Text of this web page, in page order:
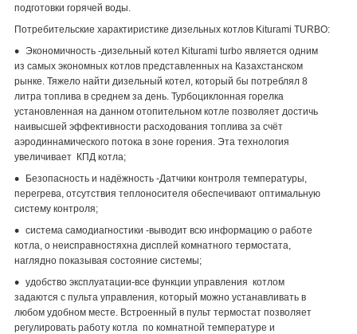
подготовки горячей воды.
Потребительские характиристике дизельных котлов Kiturami TURBO:
Экономичность -дизельный котел Kiturami turbo является одним
из самых экономных котлов представленных на Казахстанском
рынке. Тяжело найти дизельный котел, который бы потреблял 8
литра топлива в среднем за день. Турбоциклонная горелка
установленная на данном отопительном котле позволяет достичь
наивысшей эффективности расходования топлива за счёт
аэродиннамического потока в зоне горения. Эта технология
увеличивает КПД котла;
Безопасность и надёжность -Датчики контроля температуры,
перегрева, отсутствия теплоносителя обеспечивают оптимальную
систему контроля;
система самодиагностики -выводит всю информацию о работе
котла, о неисправностяхна дисплей комнатного термостата,
наглядно показывая состояние системы;
удобство эксплуатации-все функции управления котлом
задаются с пульта управления, который можно устанавливать в
любом удобном месте. Встроенный в пульт термостат позволяет
регулировать работу котла по комнатной температуре и